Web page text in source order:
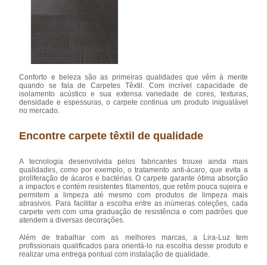
Conforto e beleza são as primeiras qualidades que vêm à mente
quando se fala de Carpetes Têxtil. Com incrível capacidade de
isolamento acústico e sua extensa variedade de cores, texturas,
densidade e espessuras, o carpete continua um produto inigualável
no mercado.
Encontre carpete têxtil de qualidade
A tecnologia desenvolvida pelos fabricantes trouxe ainda mais
qualidades, como por exemplo, o tratamento anti-ácaro, que evita a
proliferação de ácaros e bactérias. O carpete garante ótima absorção
a impactos e contém resistentes filamentos, que retêm pouca sujeira e
permitem a limpeza até mesmo com produtos de limpeza mais
abrasivos. Para facilitar a escolha entre as inúmeras coleções, cada
carpete vem com uma graduação de resistência e com padrões que
atendem a diversas decorações.
Além de trabalhar com as melhores marcas, a Lira-Luz tem
profissionais qualificados para orientá-lo na escolha desse produto e
realizar uma entrega pontual com instalação de qualidade.